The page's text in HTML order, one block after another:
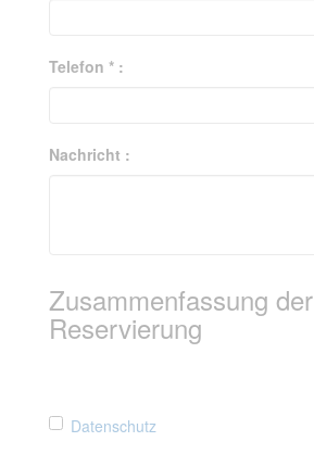
Telefon * :
Nachricht :
Zusammenfassung der
Reservierung
Datenschutz